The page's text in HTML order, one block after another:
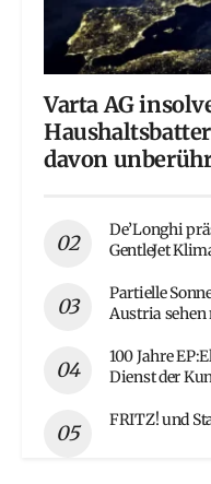
Varta AG
davon
De’Longhi
GentleJet
Partielle
Austria
100 Jahre
Dienst der
FRITZ! und